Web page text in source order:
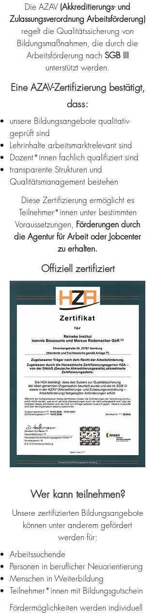
Die AZAV (Akkreditierungs- und
Zulassungsverordnung Arbeitsförderung)
regelt die Qualitätssicherung von
Bildungsmaßnahmen, die durch die
Arbeitsförderung nach SGB III
unterstützt werden.
Eine AZAV-Zertifizierung bestätigt,
dass:
unsere Bildungsangebote qualitativ
geprüft sind
Lehrinhalte arbeitsmarktrelevant sind
Dozent*innen fachlich qualifiziert sind
transparente Strukturen und
Qualitätsmanagement bestehen
​Diese Zertifizierung ermöglicht es
Teilnehmer*innen unter bestimmten
Voraussetzungen, Förderungen durch
die Agentur für Arbeit oder Jobcenter
zu erhalten.
Offiziell zertifiziert
Wer kann teilnehmen?
Unsere zertifizierten Bildungsangebote
können unter anderem gefördert
werden für:
Arbeitssuchende
Personen in beruflicher Neuorientierung
Menschen in Weiterbildung
Teilnehmer*innen mit Bildungsgutschein
Fördermöglichkeiten werden individuell